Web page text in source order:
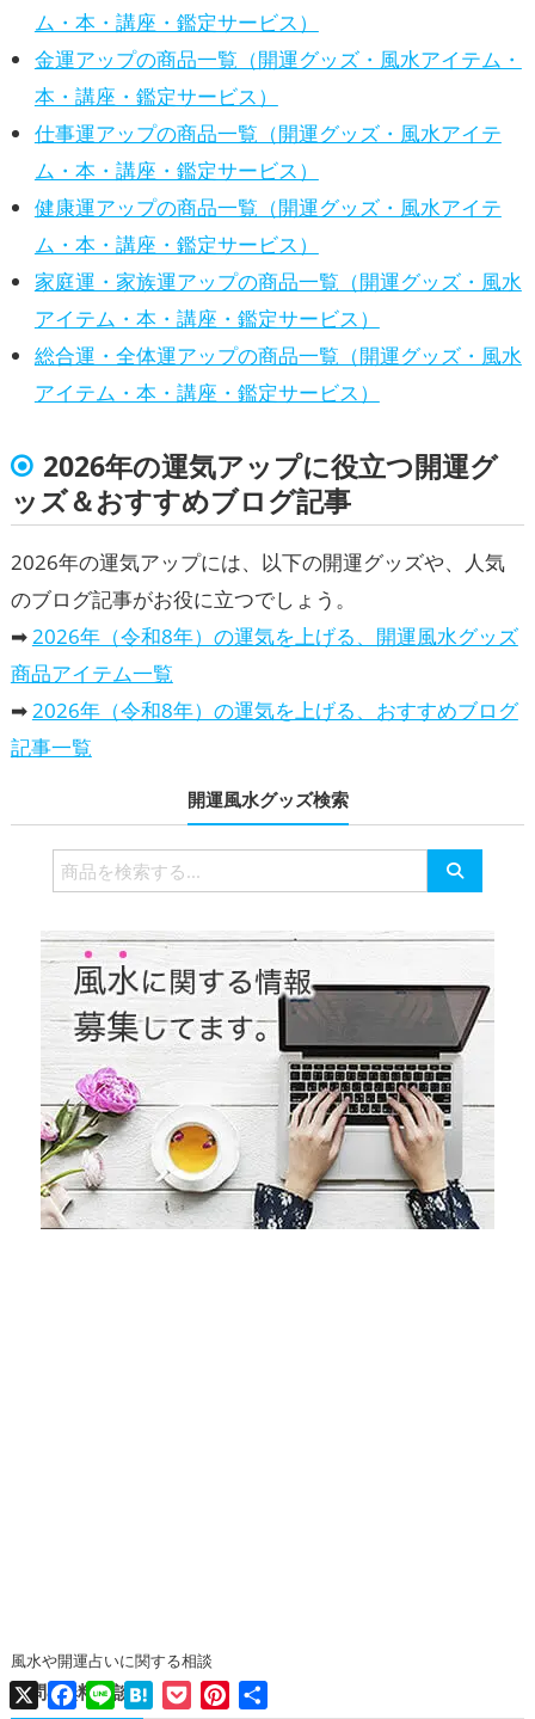
ム・本・講座・鑑定サービス）
金運アップの商品一覧（開運グッズ・風水アイテム・
本・講座・鑑定サービス）
仕事運アップの商品一覧（開運グッズ・風水アイテ
ム・本・講座・鑑定サービス）
健康運アップの商品一覧（開運グッズ・風水アイテ
ム・本・講座・鑑定サービス）
家庭運・家族運アップの商品一覧（開運グッズ・風水
アイテム・本・講座・鑑定サービス）
総合運・全体運アップの商品一覧（開運グッズ・風水
アイテム・本・講座・鑑定サービス）
2026年の運気アップに役立つ開運グ
ッズ＆おすすめブログ記事
2026年の運気アップには、以下の開運グッズや、人気
のブログ記事がお役に立つでしょう。
➡2026年（令和8年）の運気を上げる、開運風水グッズ
商品アイテム一覧
➡2026年（令和8年）の運気を上げる、おすすめブログ
記事一覧
開運風水グッズ検索
検
索
象:
風水や開運占いに関する相談
質問&無料相談
X Facebook
Line HatenaPocketPinterest